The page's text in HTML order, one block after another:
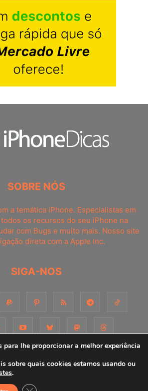
SOBRE NÓS
a temática iPhone. Especialistas em
os recursos do seu iPhone na
com Bugs e muito mais. Nosso site
direta com a Apple Inc.
SIGA-NOS
Apoie-nos!
para lhe proporcionar a melhor experiência
sobre quais cookies estamos usando ou
.